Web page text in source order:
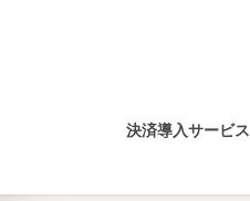
決済導入サービス